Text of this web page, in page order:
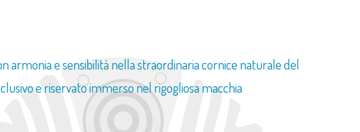
armonia e sensibilità nella straordinaria cornice naturale del
e riservato immerso nel rigogliosa macchia